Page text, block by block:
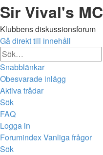
Sir Vival's MC
Klubbens diskussionsforum
Gå direkt till innehåll
Snabblänkar
Obesvarade inlägg
Aktiva trådar
Sök
FAQ
Logga in
ForumindexVanliga frågor
Sök